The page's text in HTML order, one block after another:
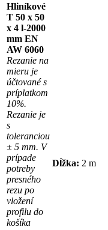
Hliníkové
T 50 x 50
x 4 l-2000
mm EN
AW 6060
Rezanie na
mieru je
účtované s
príplatkom
10%.
Rezanie je
s
toleranciou
± 5 mm. V
prípade
potreby
presného
rezu po
vložení
profilu do
košíka
Dĺžka: 2 m